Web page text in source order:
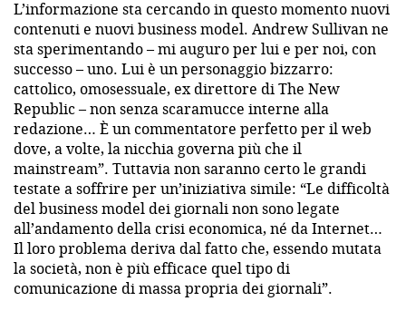
L’informazione sta cercando in questo momento nuovi
contenuti e nuovi business model. Andrew Sullivan ne
sta sperimentando – mi auguro per lui e per noi, con
successo – uno. Lui è un personaggio bizzarro:
cattolico, omosessuale, ex direttore di The New
Republic – non senza scaramucce interne alla
redazione… È un commentatore perfetto per il web
dove, a volte, la nicchia governa più che il
mainstream”. Tuttavia non saranno certo le grandi
testate a soffrire per un’iniziativa simile: “Le difficoltà
del business model dei giornali non sono legate
all’andamento della crisi economica, né da Internet…
Il loro problema deriva dal fatto che, essendo mutata
la società, non è più efficace quel tipo di
comunicazione di massa propria dei giornali”.